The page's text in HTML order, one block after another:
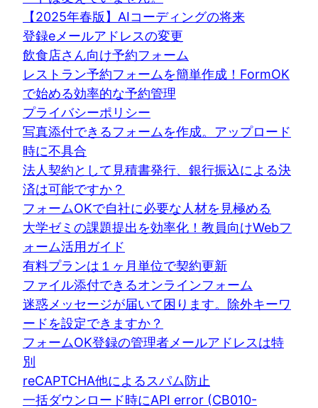
【2025年春版】AIコーディングの将来
登録eメールアドレスの変更
飲食店さん向け予約フォーム
レストラン予約フォームを簡単作成！FormOK
で始める効率的な予約管理
プライバシーポリシー
写真添付できるフォームを作成。アップロード
時に不具合
法人契約として見積書発行、銀行振込による決
済は可能ですか？
フォームOKで自社に必要な人材を見極める
大学ゼミの課題提出を効率化！教員向けWebフ
ォーム活用ガイド
有料プランは１ヶ月単位で契約更新
ファイル添付できるオンラインフォーム
迷惑メッセージが届いて困ります。除外キーワ
ードを設定できますか？
フォームOK登録の管理者メールアドレスは特
別
reCAPTCHA他によるスパム防止
一括ダウンロード時にAPI error (CB010-